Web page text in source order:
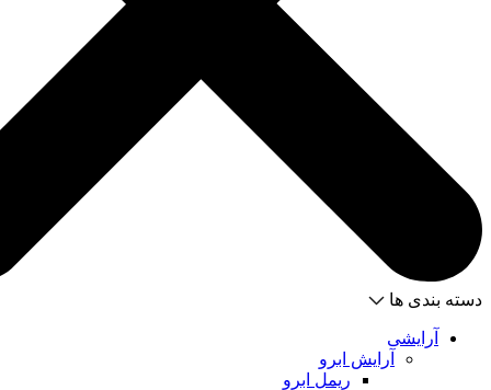
دسته بندی ها
آرایشی
آرایش ابرو
ریمل ابرو